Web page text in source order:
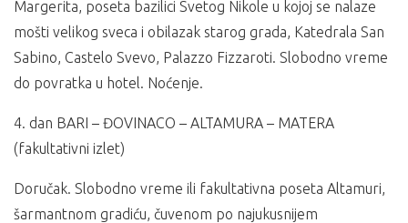
Margerita, poseta bazilici Svetog Nikole u kojoj se nalaze
mošti velikog sveca i obilazak starog grada, Katedrala San
Sabino, Castelo Svevo, Palazzo Fizzaroti. Slobodno vreme
do povratka u hotel. Noćenje.
4. dan BARI – ĐOVINACO – ALTAMURA – MATERA
(fakultativni izlet)
Doručak. Slobodno vreme ili fakultativna poseta Altamuri,
šarmantnom gradiću, čuvenom po najukusnijem